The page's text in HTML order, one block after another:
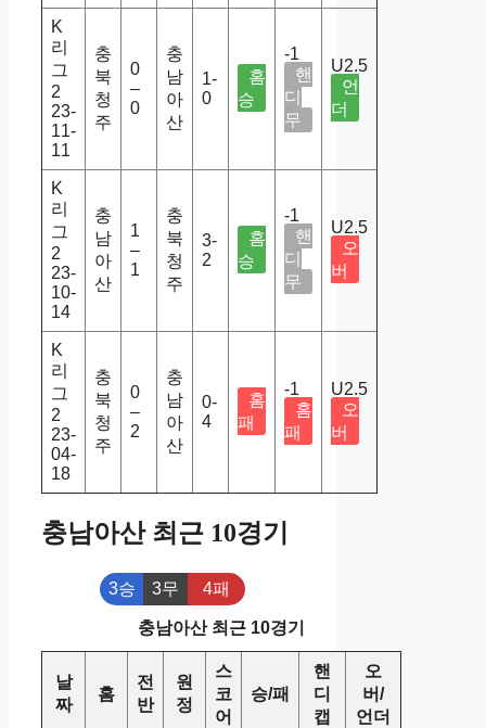
K
리
그
2
23-
11-
11
충
북
청
주
0
–
0
충
남
아
산
1-
0
홈
승
-1
핸
디
무
U2.5
언
더
K
리
그
2
23-
10-
14
충
남
아
산
1
–
1
충
북
청
주
3-
2
홈
승
-1
핸
디
무
U2.5
오
버
K
리
그
2
23-
04-
18
충
북
청
주
0
–
2
충
남
아
산
0-
4
홈
패
-1
홈
패
U2.5
오
버
충남아산 최근 10경기
3승 3무 4패
충남아산 최근 10경기
날
짜
홈
전
반
원
정
스
코
어
승/패
핸
디
캡
오
버/
언더